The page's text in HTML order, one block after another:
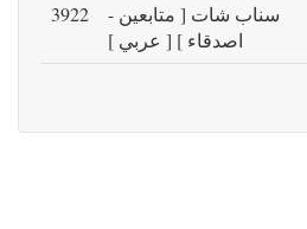
3922
سناب شات [ متابعين -
اصدقاء ] [ عربي ]